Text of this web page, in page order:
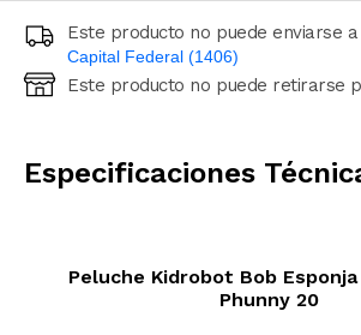
Este producto no puede enviarse a
Capital Federal (1406)
Ingresá código postal (sólo números)
Este producto no puede retirarse
Especificaciones
Peluche Kidrobot Bob Esponja
Phunny 20